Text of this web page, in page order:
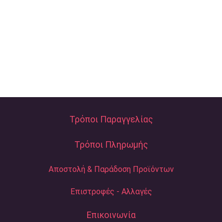
Τρόποι Παραγγελίας
Τρόποι Πληρωμής
Αποστολή & Παράδοση Προϊόντων
Επιστροφές - Αλλαγές
Επικοινωνία